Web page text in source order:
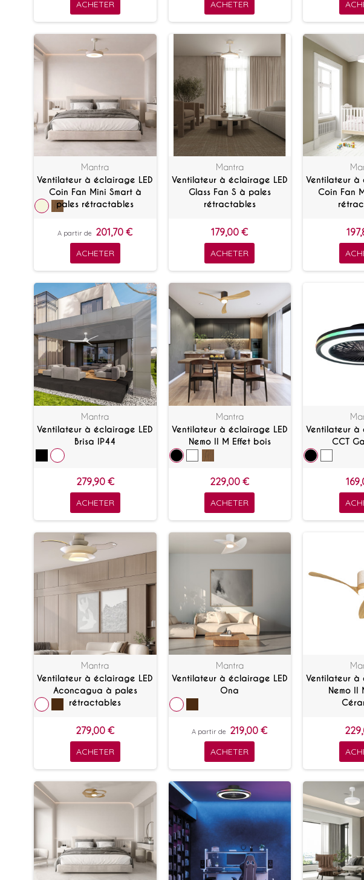
ACHETER ACHETER
Mantra
Ventilateur à éclairage LED
Coin Fan Mini Smart à
pales rétractables
A partir de 201,70 €
ACHETER
Mantra
Ventilateur à éclairage LED
Glass Fan S à pales
rétractables
179,00 €
ACHETER
Ventilateur à
Coin Fan
Mantra
Ventilateur à éclairage LED
Brisa IP44
279,90 €
ACHETER
Mantra
Ventilateur à éclairage LED
Nemo II M Effet bois
229,00 €
ACHETER
Ventilateur à
CCT
Mantra
Ventilateur à éclairage LED
Aconcagua à pales
rétractables
279,00 €
ACHETER
Mantra
Ventilateur à éclairage LED
Ona
A partir de 219,00 €
ACHETER
Ventilateur à
Nemo II